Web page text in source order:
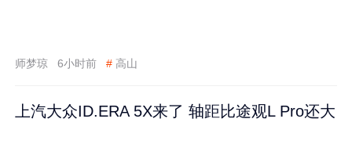
师梦琼 6小时前 # 高山
上汽大众ID.ERA 5X来了 轴距比途观L Pro还大